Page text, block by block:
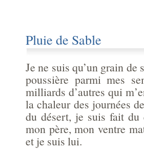
Pluie de Sable
Je ne suis qu’un grain
poussière parmi mes
milliards d’autres qui
la chaleur des journées
du désert, je suis fait du
mon père, mon ventre
et je suis lui.